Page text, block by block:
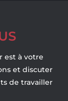
est à votre
et discuter
de travailler